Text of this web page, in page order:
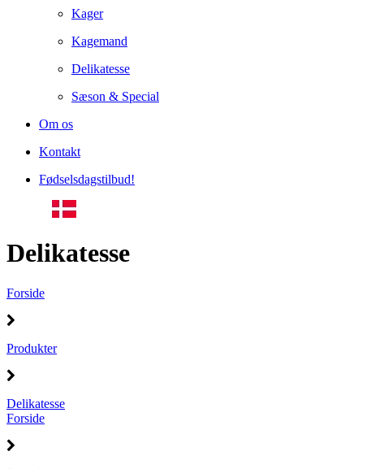
Kager
Kagemand
Delikatesse
Sæson & Special
Om os
Kontakt
Fødselsdagstilbud!
Delikatesse
Forside
Produkter
Delikatesse
Forside